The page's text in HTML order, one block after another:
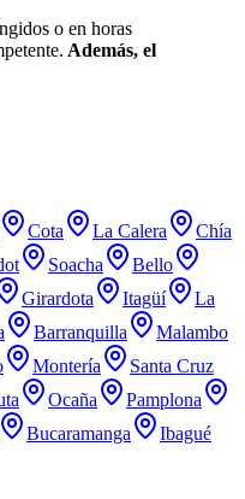
o en horas
Además, el
Cota La Calera
Chía
Soacha
Bello
Girardota Itagüí
La
Barranquilla
Malambo
Montería
Santa Cruz
Ocaña
Pamplona
Bucaramanga
Ibagué